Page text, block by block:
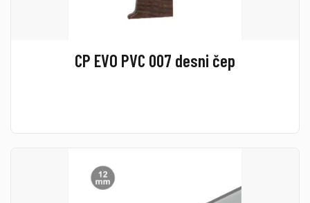
CP EVO PVC 007 desni čep